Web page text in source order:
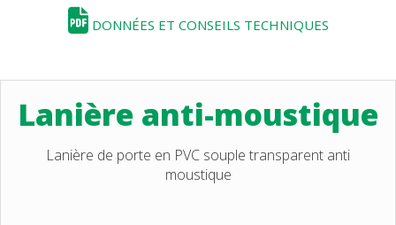
DONNÉES ET CONSEILS TECHNIQUES
Lanière anti-moustique
Lanière de porte en PVC souple transparent anti
moustique